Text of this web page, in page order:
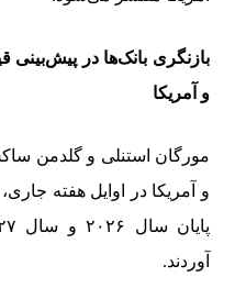
بازنگری بانک‌ها در پیش‌بینی
و آمریکا
مورگان استنلی و گلدمن
و آمریکا در اوایل هفته
آوردند.